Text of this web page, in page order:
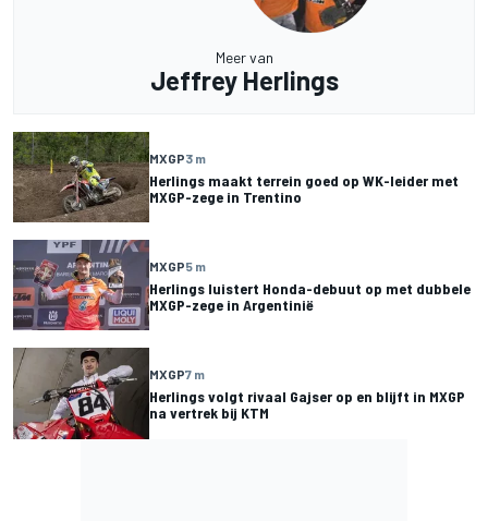
Meer van
Jeffrey Herlings
MXGP3 m
Herlings maakt terrein goed op WK-leider met
MXGP-zege in Trentino
MXGP5 m
Herlings luistert Honda-debuut op met dubbele
MXGP-zege in Argentinië
MXGP7 m
Herlings volgt rivaal Gajser op en blijft in MXGP
na vertrek bij KTM